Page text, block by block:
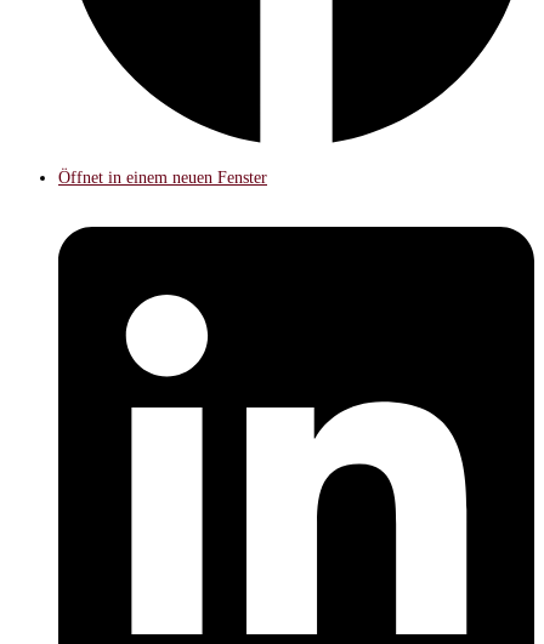
Öffnet in einem neuen Fenster